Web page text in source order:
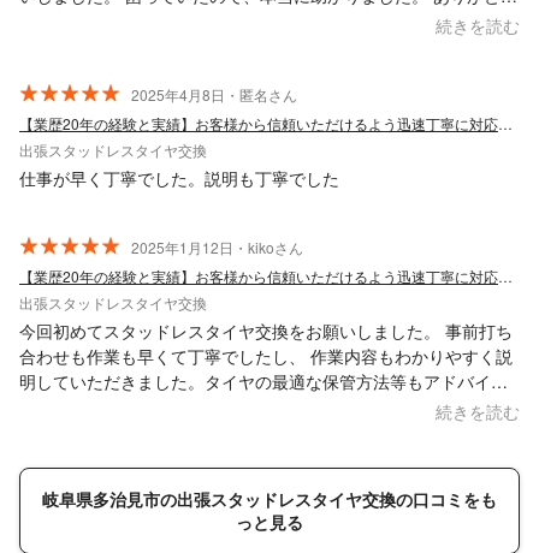
続きを読む
2025年4月8日・匿名さん
【業歴20年の経験と実績】お客様から信頼いただけるよう迅速丁寧に対応します！
出張スタッドレスタイヤ交換
仕事が早く丁寧でした。説明も丁寧でした
2025年1月12日・kikoさん
【業歴20年の経験と実績】お客様から信頼いただけるよう迅速丁寧に対応します！
出張スタッドレスタイヤ交換
今回初めてスタッドレスタイヤ交換をお願いしました。 事前打ち
合わせも作業も早くて丁寧でしたし、 作業内容もわかりやすく説
明していただきました。タイヤの最適な保管方法等もアドバイス
頂きありがとうございました。 また是非お願いしたいです。続きを読む
岐阜県多治見市の出張スタッドレスタイヤ交換の口コミをも
っと見る